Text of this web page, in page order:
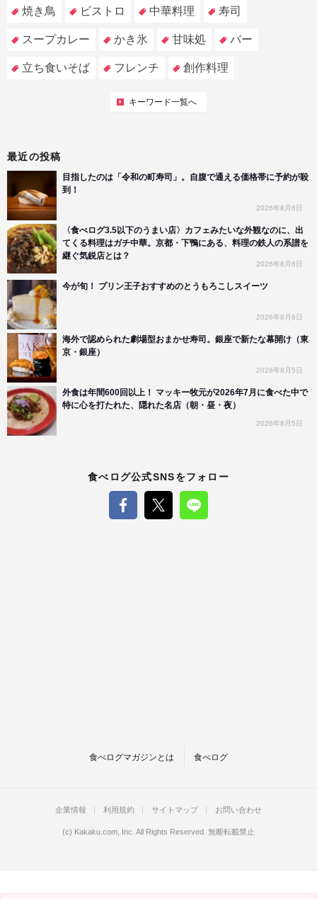
焼き鳥 ビストロ 中華料理 寿司
スープカレー かき氷 甘味処 バー
立ち食いそば フレンチ 創作料理
キーワード一覧へ
最近の投稿
目指したのは「令和の町寿司」。自腹で通える価格帯に予約が殺
到！
2026年8月6日
〈食べログ3.5以下のうまい店〉カフェみたいな外観なのに、出
てくる料理はガチ中華。京都・下鴨にある、料理の鉄人の系譜を
継ぐ気鋭店とは？
2026年8月6日
今が旬！ プリン王子おすすめのとうもろこしスイーツ
2026年8月6日
海外で認められた劇場型おまかせ寿司。銀座で新たな幕開け（東
京・銀座）
2026年8月5日
外食は年間600回以上！ マッキー牧元が2026年7月に食べた中で
特に心を打たれた、隠れた名店（朝・昼・夜）
2026年8月5日
食べログ公式SNSをフォロー
食べログマガジンとは 食べログ
企業情報 利用規約 サイトマップ お問い合わせ
(c) Kakaku.com, Inc. All Rights Reserved. 無断転載禁止